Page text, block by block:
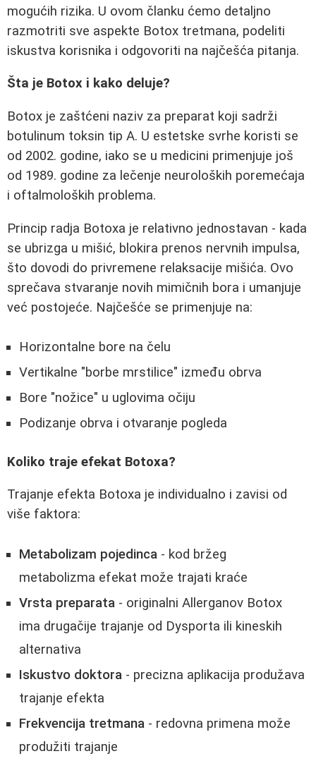
mogućih rizika. U ovom članku ćemo detaljno
razmotriti sve aspekte Botox tretmana, podeliti
iskustva korisnika i odgovoriti na najčešća pitanja.
Šta je Botox i kako deluje?
Botox je zaštćeni naziv za preparat koji sadrži
botulinum toksin tip A. U estetske svrhe koristi se
od 2002. godine, iako se u medicini primenjuje još
od 1989. godine za lečenje neuroloških poremećaja
i oftalmoloških problema.
Princip radja Botoxa je relativno jednostavan - kada
se ubrizga u mišić, blokira prenos nervnih impulsa,
što dovodi do privremene relaksacije mišića. Ovo
sprečava stvaranje novih mimičnih bora i umanjuje
već postojeće. Najčešće se primenjuje na:
Horizontalne bore na čelu
Vertikalne "borbe mrstilice" između obrva
Bore "nožice" u uglovima očiju
Podizanje obrva i otvaranje pogleda
Koliko traje efekat Botoxa?
Trajanje efekta Botoxa je individualno i zavisi od
više faktora:
Metabolizam pojedinca - kod bržeg
metabolizma efekat može trajati kraće
Vrsta preparata - originalni Allerganov Botox
ima drugačije trajanje od Dysporta ili kineskih
alternativa
Iskustvo doktora - precizna aplikacija produžava
trajanje efekta
Frekvencija tretmana - redovna primena može
produžiti trajanje